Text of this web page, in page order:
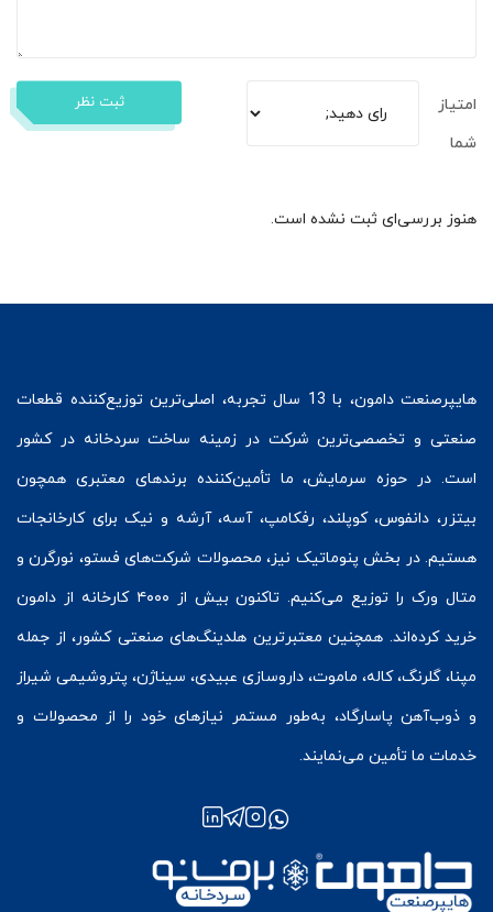
امتیاز
شما
ثبت نظر
هنوز بررسی‌ای ثبت نشده است.
هایپرصنعت
دامون، با 13 سال تجربه، اصلی‌ترین توزیع‌کننده قطعات
صنعتی و تخصصی‌ترین شرکت در زمینه ساخت سردخانه در کشور
است. در حوزه سرمایش، ما تأمین‌کننده برندهای معتبری همچون
بیتزر، دانفوس،کوپلند، رفکامپ، آسه، آرشه و نیک برای کارخانجات
هستیم. در بخش پنوماتیک نیز، محصولات شرکت‌های فستو، نورگرن و
متال ورک
را توزیع می‌کنیم. تاکنون بیش از ۴۰۰۰ کارخانه از دامون
خرید کرده‌اند. همچنین معتبرترین هلدینگ‌های صنعتی کشور، از جمله
مپنا، گلرنگ، کاله، ماموت، داروسازی عبیدی، سیناژن، پتروشیمی شیراز
و ذوب‌آهن پاسارگاد، به‌طور مستمر نیازهای خود را از محصولات و
خدمات ما تأمین می‌نمایند.